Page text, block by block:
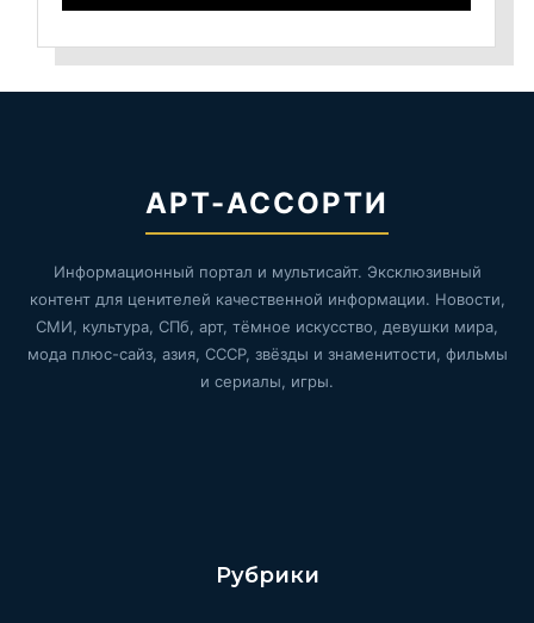
АРТ-АССОРТИ
Информационный портал и мультисайт. Эксклюзивный
контент для ценителей качественной информации. Новости,
СМИ, культура, СПб, арт, тёмное искусство, девушки мира,
мода плюс-сайз, азия, СССР, звёзды и знаменитости, фильмы
и сериалы, игры.
Рубрики